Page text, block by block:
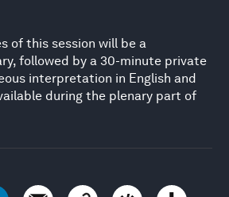
of this session will be a
followed by a 30-minute private
interpretation in English and
during the plenary part of